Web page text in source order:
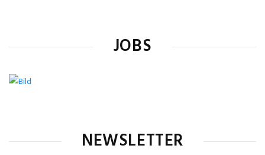
JOBS
NEWSLETTER